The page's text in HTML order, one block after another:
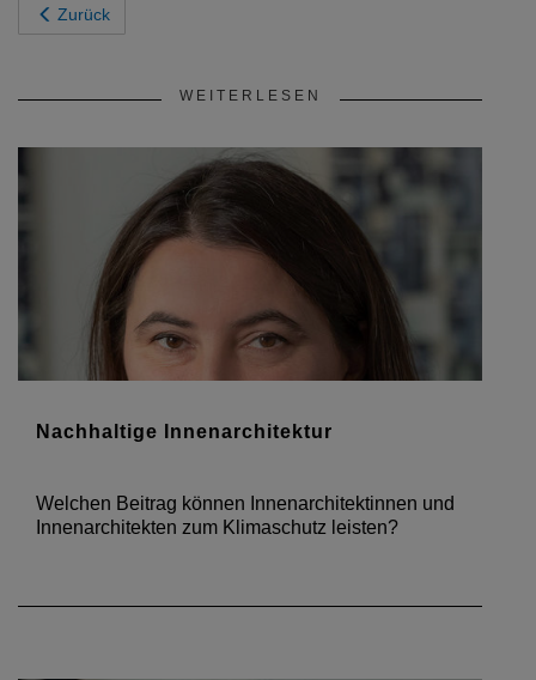
Zurück
WEITERLESEN
Nachhaltige Innenarchitektur
Welchen Beitrag können Innenarchitektinnen und
Innenarchitekten zum Klimaschutz leisten?